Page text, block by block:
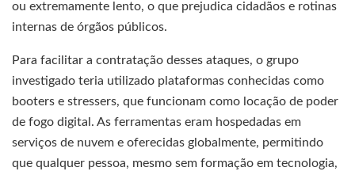
ou extremamente lento, o que prejudica cidadãos e rotinas
internas de órgãos públicos.
Para facilitar a contratação desses ataques, o grupo
investigado teria utilizado plataformas conhecidas como
booters e stressers, que funcionam como locação de poder
de fogo digital. As ferramentas eram hospedadas em
serviços de nuvem e oferecidas globalmente, permitindo
que qualquer pessoa, mesmo sem formação em tecnologia,